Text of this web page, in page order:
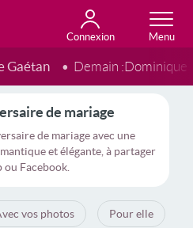
Connexion
Gaétan Demain :Dominique
de mariage
de mariage avec une
et élégante, à partager
ou Facebook.
vos photos Pour elle